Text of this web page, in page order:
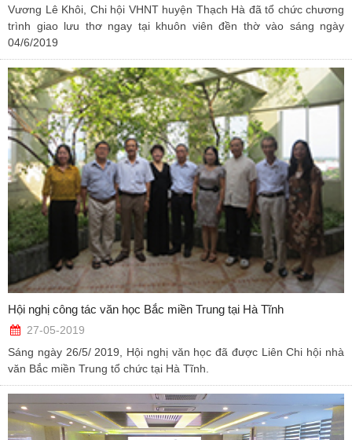
Vương Lê Khôi, Chi hội VHNT huyện Thạch Hà đã tổ chức chương
trình giao lưu thơ ngay tại khuôn viên đền thờ vào sáng ngày
04/6/2019
Hội nghị công tác văn học Bắc miền Trung tại Hà Tĩnh
27-05-2019
Sáng ngày 26/5/ 2019, Hội nghị văn học đã được Liên Chi hội nhà
văn Bắc miền Trung tổ chức tại Hà Tĩnh.